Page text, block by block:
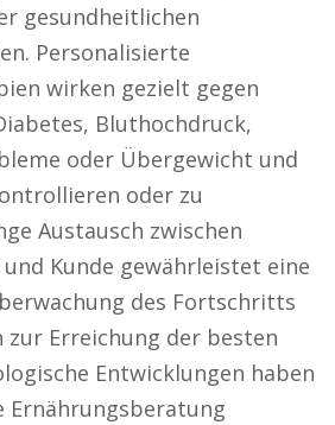
gesundheitlichen
Personalisierte
wirken gezielt gegen
Bluthochdruck,
oder Übergewicht und
oder zu
Austausch zwischen
Kunde gewährleistet eine
des Fortschritts
zur Erreichung der besten
Entwicklungen haben
Ernährungsberatung